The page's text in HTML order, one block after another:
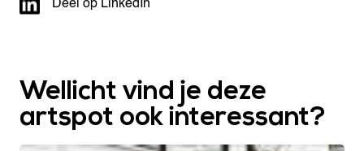
Wellicht vind je deze
artspot ook interessant?